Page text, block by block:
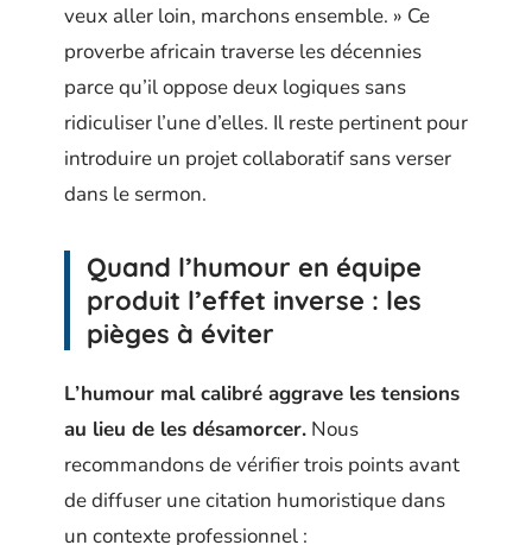
veux aller loin, marchons ensemble. » Ce
proverbe africain traverse les décennies
parce qu’il oppose deux logiques sans
ridiculiser l’une d’elles. Il reste pertinent pour
introduire un projet collaboratif sans verser
dans le sermon.
Quand l’humour en équipe
produit l’effet inverse : les
pièges à éviter
L’humour mal calibré aggrave les tensions
au lieu de les désamorcer. Nous
recommandons de vérifier trois points avant
de diffuser une citation humoristique dans
un contexte professionnel :